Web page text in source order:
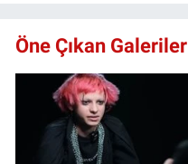
Öne Çıkan Galeriler